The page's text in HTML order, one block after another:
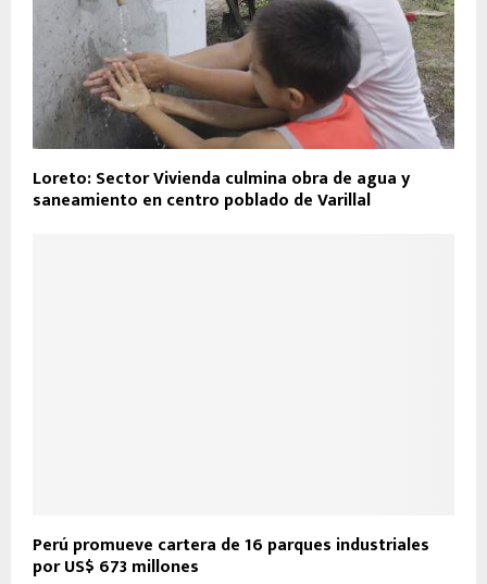
Loreto: Sector Vivienda culmina obra de agua y
saneamiento en centro poblado de Varillal
Perú promueve cartera de 16 parques industriales
por US$ 673 millones